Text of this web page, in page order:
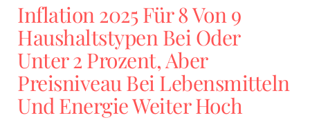
Inflation 2025 Für 8 Von 9
Haushaltstypen Bei Oder
Unter 2 Prozent, Aber
Preisniveau Bei Lebensmitteln
Und Energie Weiter Hoch